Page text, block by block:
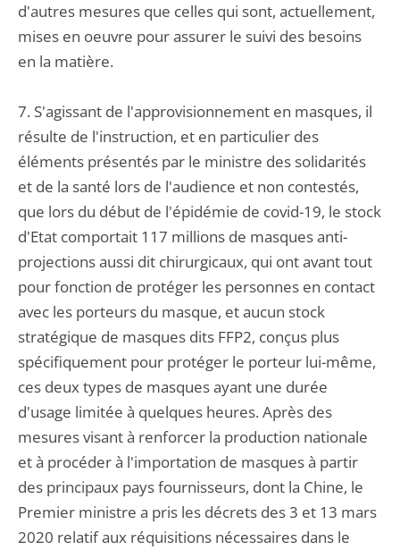
d'autres mesures que celles qui sont, actuellement,
mises en oeuvre pour assurer le suivi des besoins
en la matière.
7. S'agissant de l'approvisionnement en masques, il
résulte de l'instruction, et en particulier des
éléments présentés par le ministre des solidarités
et de la santé lors de l'audience et non contestés,
que lors du début de l'épidémie de covid-19, le stock
d'Etat comportait 117 millions de masques anti-
projections aussi dit chirurgicaux, qui ont avant tout
pour fonction de protéger les personnes en contact
avec les porteurs du masque, et aucun stock
stratégique de masques dits FFP2, conçus plus
spécifiquement pour protéger le porteur lui-même,
ces deux types de masques ayant une durée
d'usage limitée à quelques heures. Après des
mesures visant à renforcer la production nationale
et à procéder à l'importation de masques à partir
des principaux pays fournisseurs, dont la Chine, le
Premier ministre a pris les décrets des 3 et 13 mars
2020 relatif aux réquisitions nécessaires dans le